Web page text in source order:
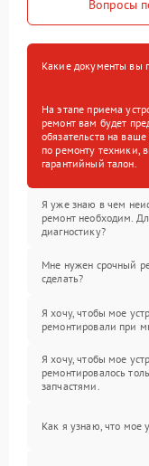
Вопросы
Какие документы вы
На этапе приема
ремонт вам будет
обязательств на
по ремонту техники,
гарантийный талон.
Я уже знаю в чем
ремонт необходим.
диагностику?
Мне нужен срочный
сделать?
Я хочу, чтобы мое
ремонтировали при
Я хочу, чтобы мое
ремонтировалось
запчастями.
Как я узнаю, что мое